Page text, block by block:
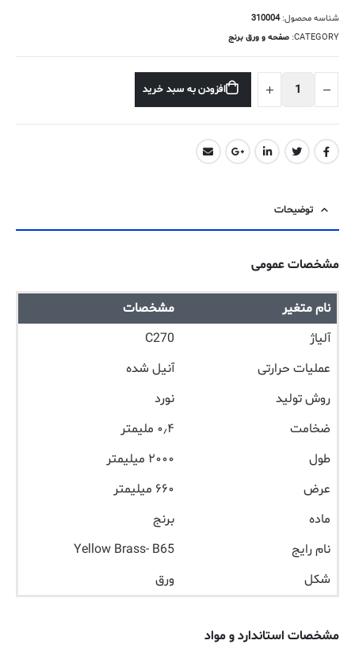
شناسه محصول:310004
CATEGORY: صفحه و ورق برنج
افزودن به سبد خرید
توضیحات
مشخصات عمومی
نام متغیر
مشخصات
آلیاژ
C270
عملیات حرارتی
آنیل شده
روش تولید
نورد
ضخامت
۰٫۴ ملیمتر
طول
۲۰۰۰ میلیمتر
عرض
۶۶۰ میلیمتر
ماده
برنج
نام رایج
Yellow Brass- B65
شکل
ورق
مشخصات استاندارد و مواد